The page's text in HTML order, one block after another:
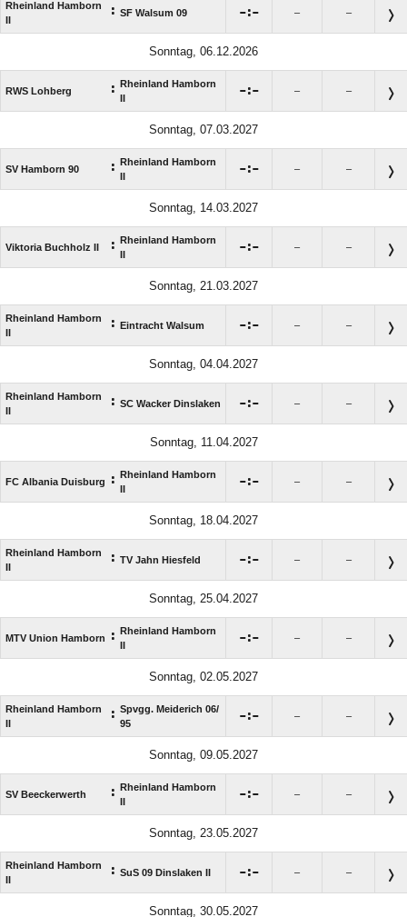
Rheinland Hamborn
II
: SF Walsum 09 : – –
Sonntag, 06.12.2026
RWS Lohberg : Rheinland Hamborn
II
: – –
Sonntag, 07.03.2027
SV Hamborn 90 : Rheinland Hamborn
II
: – –
Sonntag, 14.03.2027
Viktoria Buchholz II : Rheinland Hamborn
II
: – –
Sonntag, 21.03.2027
Rheinland Hamborn
II
: Eintracht Walsum : – –
Sonntag, 04.04.2027
Rheinland Hamborn
II
: SC Wacker Dinslaken : – –
Sonntag, 11.04.2027
FC Albania Duisburg : Rheinland Hamborn
II
: – –
Sonntag, 18.04.2027
Rheinland Hamborn
II
: TV Jahn Hiesfeld : – –
Sonntag, 25.04.2027
MTV Union Hamborn : Rheinland Hamborn
II
: – –
Sonntag, 02.05.2027
Rheinland Hamborn
II
: Spvgg. Meiderich 06/​
95
: – –
Sonntag, 09.05.2027
SV Beeckerwerth : Rheinland Hamborn
II
: – –
Sonntag, 23.05.2027
Rheinland Hamborn
II
: SuS 09 Dinslaken II : – –
Sonntag, 30.05.2027